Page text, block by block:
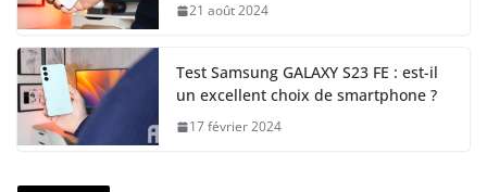
21 août 2024
Test Samsung GALAXY S23 FE : est-il
un excellent choix de smartphone ?
17 février 2024